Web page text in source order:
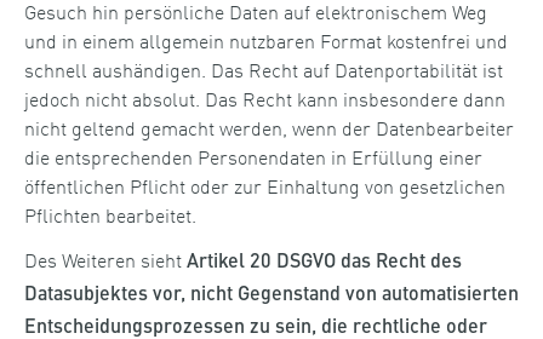
Gesuch hin persönliche Daten auf elektronischem Weg
und in einem allgemein nutzbaren Format kostenfrei und
schnell aushändigen. Das Recht auf Datenportabilität ist
jedoch nicht absolut. Das Recht kann insbesondere dann
nicht geltend gemacht werden, wenn der Datenbearbeiter
die entsprechenden Personendaten in Erfüllung einer
öffentlichen Pflicht oder zur Einhaltung von gesetzlichen
Pflichten bearbeitet.
Des Weiteren sieht Artikel 20 DSGVO das Recht des
Datasubjektes vor, nicht Gegenstand von automatisierten
Entscheidungsprozessen zu sein, die rechtliche oder